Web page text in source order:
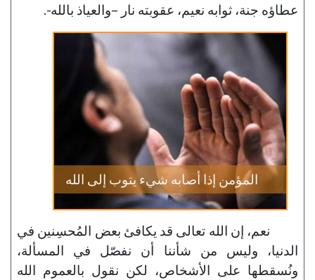
عطاؤه جنة، ثوابه نعيم، عقوبته نار –والعياذ بالله-.
المؤمن إذا أصابه شيء يتوب إلى الله
نعم، إن الله تعالى قد يكافئ بعض المُحسِنين في
الدنيا، وليس من شأننا أن نفصّل في المسألة،
ونُسقطها على الأشخاص، لكن نقول بالعموم الله